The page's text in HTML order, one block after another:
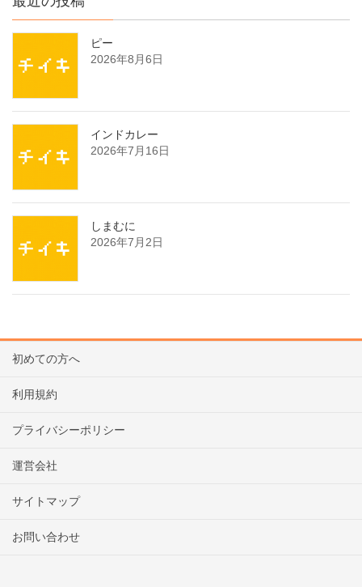
ピー
2026年8月6日
インドカレー
2026年7月16日
しまむに
2026年7月2日
初めての方へ
利用規約
プライバシーポリシー
運営会社
サイトマップ
お問い合わせ